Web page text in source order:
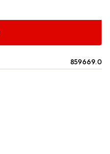
859669.0